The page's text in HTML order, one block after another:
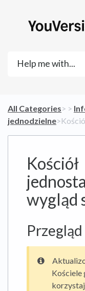
All Categories​>​ ​ > ​
jednodzielne​>​
Kościół
wygląd
Przegląd
Kościele